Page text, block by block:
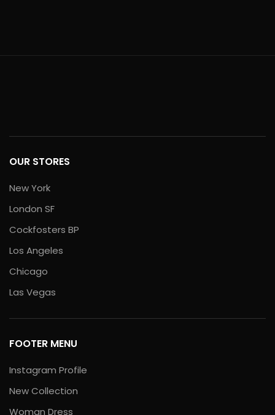
OUR STORES
New York
London SF
Cockfosters BP
Los Angeles
Chicago
Las Vegas
FOOTER MENU
Instagram Profile
New Collection
Woman Dress